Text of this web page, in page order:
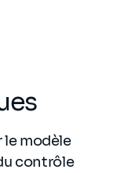
le modèle
contrôle